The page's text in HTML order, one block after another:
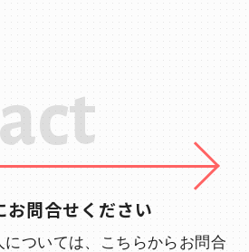
お問合せください
ついては、こちらからお問合